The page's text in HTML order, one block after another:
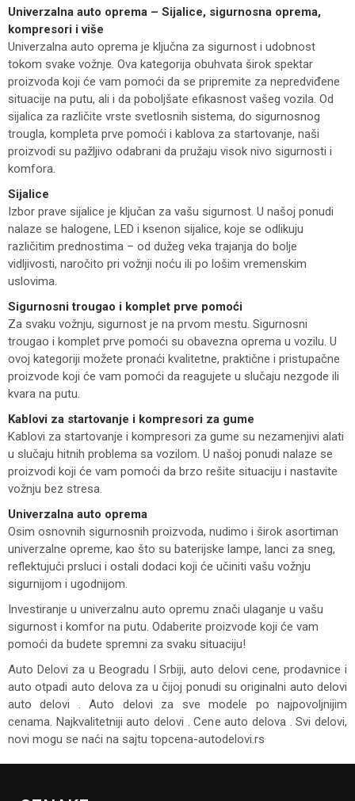
Univerzalna auto oprema – Sijalice, sigurnosna oprema,
kompresori i više
Univerzalna auto oprema je ključna za sigurnost i udobnost
tokom svake vožnje. Ova kategorija obuhvata širok spektar
proizvoda koji će vam pomoći da se pripremite za nepredviđene
situacije na putu, ali i da poboljšate efikasnost vašeg vozila. Od
sijalica za različite vrste svetlosnih sistema, do sigurnosnog
trougla, kompleta prve pomoći i kablova za startovanje, naši
proizvodi su pažljivo odabrani da pružaju visok nivo sigurnosti i
komfora.
Sijalice
Izbor prave sijalice je ključan za vašu sigurnost. U našoj ponudi
nalaze se halogene, LED i ksenon sijalice, koje se odlikuju
različitim prednostima – od dužeg veka trajanja do bolje
vidljivosti, naročito pri vožnji noću ili po lošim vremenskim
uslovima.
Sigurnosni trougao i komplet prve pomoći
Za svaku vožnju, sigurnost je na prvom mestu. Sigurnosni
trougao i komplet prve pomoći su obavezna oprema u vozilu. U
ovoj kategoriji možete pronaći kvalitetne, praktične i pristupačne
proizvode koji će vam pomoći da reagujete u slučaju nezgode ili
kvara na putu.
Kablovi za startovanje i kompresori za gume
Kablovi za startovanje i kompresori za gume su nezamenjivi alati
u slučaju hitnih problema sa vozilom. U našoj ponudi nalaze se
proizvodi koji će vam pomoći da brzo rešite situaciju i nastavite
vožnju bez stresa.
Univerzalna auto oprema
Osim osnovnih sigurnosnih proizvoda, nudimo i širok asortiman
univerzalne opreme, kao što su baterijske lampe, lanci za sneg,
reflektujući prsluci i ostali dodaci koji će učiniti vašu vožnju
sigurnijom i ugodnijom.
Investiranje u univerzalnu auto opremu znači ulaganje u vašu
sigurnost i komfor na putu. Odaberite proizvode koji će vam
pomoći da budete spremni za svaku situaciju!
Auto Delovi za u Beogradu I Srbiji, auto delovi cene, prodavnice i
auto otpadi auto delova za u čijoj ponudi su originalni auto delovi
auto delovi . Auto delovi za sve modele po najpovoljnijim
cenama. Najkvalitetniji auto delovi . Cene auto delova . Svi delovi,
novi mogu se naći na sajtu topcena-autodelovi.rs